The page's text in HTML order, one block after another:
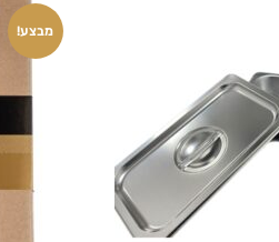
מבצע!